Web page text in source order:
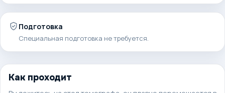
Подготовка
Специальная подготовка не требуется.
Как проходит